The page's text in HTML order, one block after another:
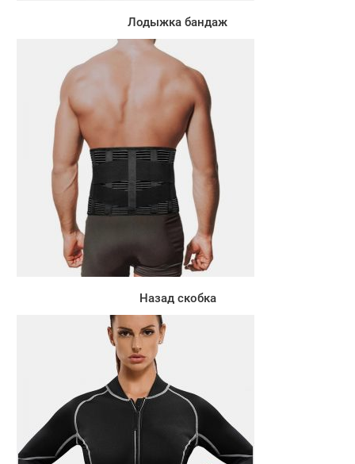
Лодыжка бандаж
Назад скобка